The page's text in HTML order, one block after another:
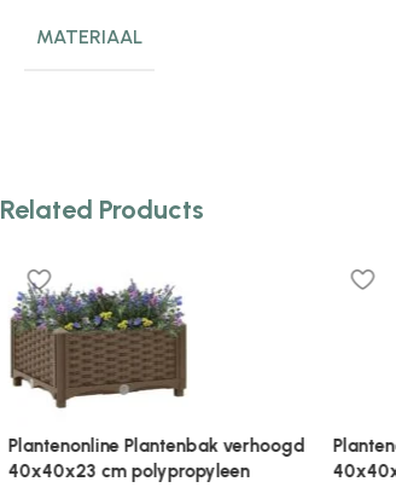
MATERIAAL
Related Products
Plantenonline Plantenbak verhoogd
40x40x23 cm polypropyleen